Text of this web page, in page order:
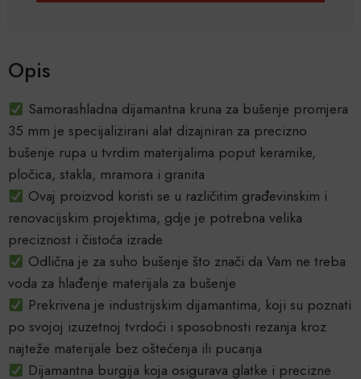
Opis
Samorashladna dijamantna kruna za bušenje promjera
35 mm je specijalizirani alat dizajniran za precizno
bušenje rupa u tvrdim materijalima poput keramike,
pločica, stakla, mramora i granita
Ovaj proizvod koristi se u različitim građevinskim i
renovacijskim projektima, gdje je potrebna velika
preciznost i čistoća izrade
Odlična je za suho bušenje što znači da Vam ne treba
voda za hlađenje materijala za bušenje
Prekrivena je industrijskim dijamantima, koji su poznati
po svojoj izuzetnoj tvrdoći i sposobnosti rezanja kroz
najteže materijale bez oštećenja ili pucanja
Dijamantna burgija koja osigurava glatke i precizne